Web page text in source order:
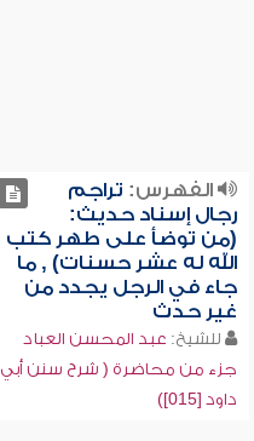
الفهرس: تراجم
رجال إسناد حديث:
(من توضأ على طهر كتب
الله له عشر حسنات) , ما
جاء في الرجل يجدد من
غير حدث
للشيخ: عبد المحسن العباد
جزء من محاضرة ( شرح سنن أبي
داود [015])